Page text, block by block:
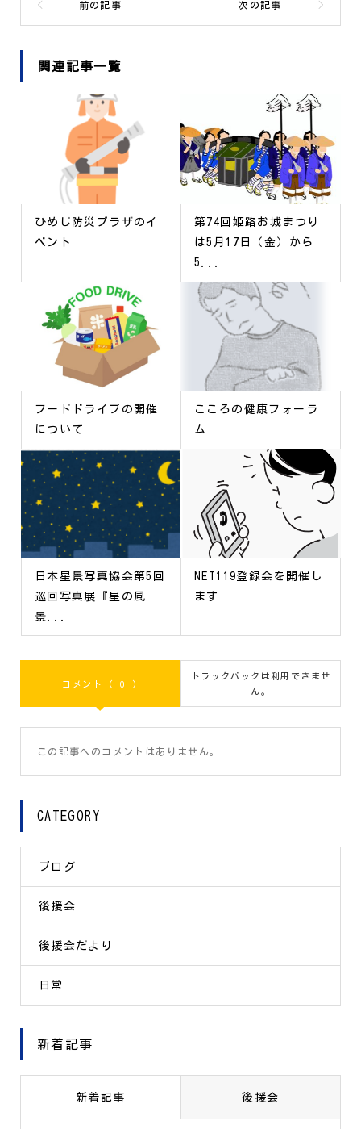
関連記事一覧
ひめじ防災プラザのイ
ベント
第74回姫路お城まつり
は5月17日（金）から
5...
フードドライブの開催
について
こころの健康フォーラ
ム
日本星景写真協会第5回
巡回写真展『星の風
景...
NET119登録会を開催し
ます
コメント ( 0 )
トラックバックは利用できませ
ん。
この記事へのコメントはありません。
CATEGORY
ブログ
後援会
後援会だより
日常
新着記事
新着記事 後援会